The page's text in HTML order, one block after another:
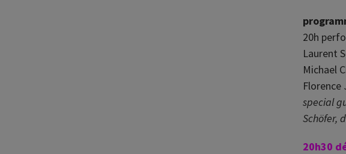
20h
Laurent
Michael
special
Schöfer,
20h30